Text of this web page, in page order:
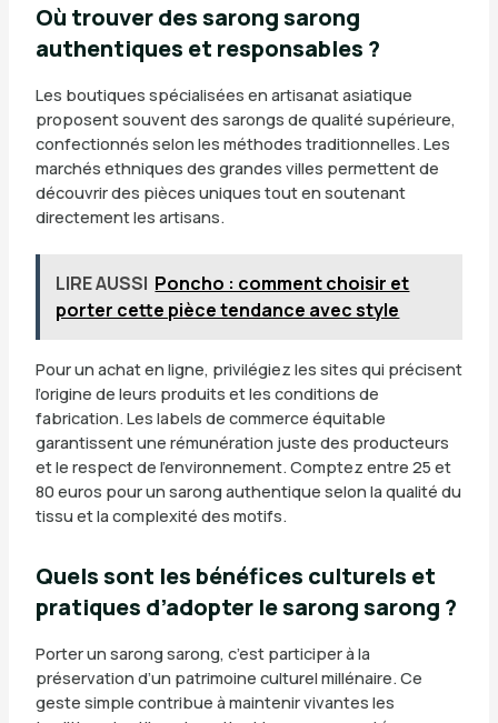
Où trouver des sarong sarong
authentiques et responsables ?
Les boutiques spécialisées en artisanat asiatique
proposent souvent des sarongs de qualité supérieure,
confectionnés selon les méthodes traditionnelles. Les
marchés ethniques des grandes villes permettent de
découvrir des pièces uniques tout en soutenant
directement les artisans.
LIRE AUSSI Poncho : comment choisir et
porter cette pièce tendance avec style
Pour un achat en ligne, privilégiez les sites qui précisent
l’origine de leurs produits et les conditions de
fabrication. Les labels de commerce équitable
garantissent une rémunération juste des producteurs
et le respect de l’environnement. Comptez entre 25 et
80 euros pour un sarong authentique selon la qualité du
tissu et la complexité des motifs.
Quels sont les bénéfices culturels et
pratiques d’adopter le sarong sarong ?
Porter un sarong sarong, c’est participer à la
préservation d’un patrimoine culturel millénaire. Ce
geste simple contribue à maintenir vivantes les